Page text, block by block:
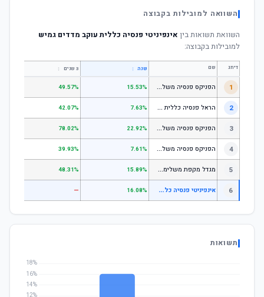
השוואה למובילות בקבוצה
השוואת תשואות בין אינפיניטי פנסיה כללית עוקב מדדים גמיש
למובילות בקבוצה:
דירוג שם שנה ↕ 3 שנים ↕
1 ה
פניקס פנסיה משלימה - מסלול לבני 50 ומטה 15.53%
49.57%
2 ה
ראל פנסיה כללית עוקב מדד s1;p 7.63%
42.07%
3 ה
פניקס פנסיה משלימה - מניות 22.92%
78.02%
4 ה
פניקס פנסיה משלימה עוקב מדד S1;P500 7.61%
39.93%
5 מ
גדל מקפת משלימה לבני 50 ומטה 15.89%
48.31%
6 א
ינפיניטי פנסיה כללית עוקב מדדים גמיש 16.08%
—
תשואות